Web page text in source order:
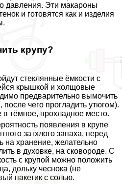
давления. Эти макароны
и готовятся как и изделия
крупу?
стеклянные ёмкости с
крышкой и холщовые
предварительно вымочить
чего прогладить утюгом).
в тёмное, прохладное место.
появления в крупе
затхлого запаха, перед
на хранение, желательно
в духовке, на сковороде. С
с крупой можно положить
дольку чеснока (не
пакетик с солью.